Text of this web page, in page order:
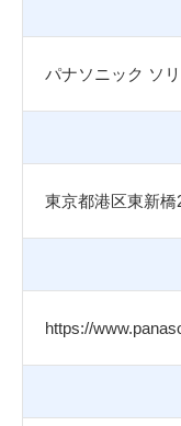
パナソニック ソ
東京都港区東新
https://